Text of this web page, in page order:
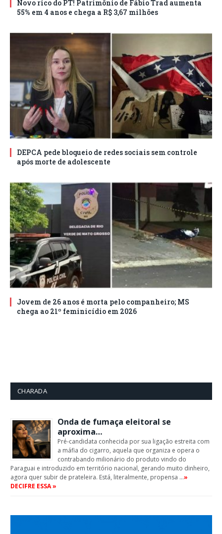
Novo rico do PT! Patrimônio de Fábio Trad aumenta
55% em 4 anos e chega a R$ 3,67 milhões
DEPCA pede bloqueio de redes sociais sem controle
após morte de adolescente
Jovem de 26 anos é morta pelo companheiro; MS
chega ao 21º feminicídio em 2026
CHARADA
Onda de fumaça eleitoral se
aproxima…
Pré-candidata conhecida por sua ligação estreita com
a máfia do cigarro, aquela que organiza e opera o
contrabando milionário do produto vindo do
Paraguai e introduzido em território nacional, gerando muito dinheiro,
agora quer subir de prateleira. Está, literalmente, propensa …»
DECIFRE ESSA »